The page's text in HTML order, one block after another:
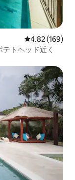
レビュー169
4.82 (169)
トヘッド近く